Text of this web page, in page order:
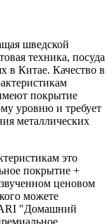
шведской
техника, посуда
в Китае. Качество в
покрытие
уровню и требует
металлических
это
покрытие +
ценовом
можете
"Домашний